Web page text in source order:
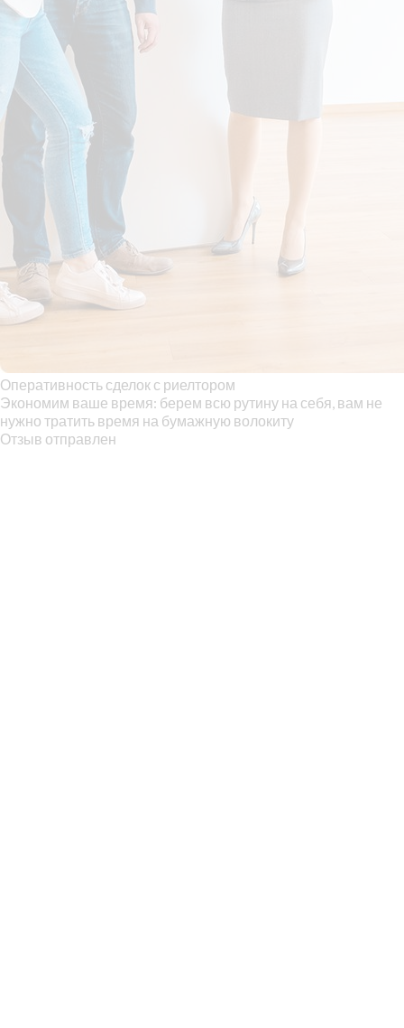
Оперативность сделок с риелтором
Экономим ваше время: берем всю рутину на себя, вам не
нужно тратить время на бумажную волокиту
Отзыв отправлен